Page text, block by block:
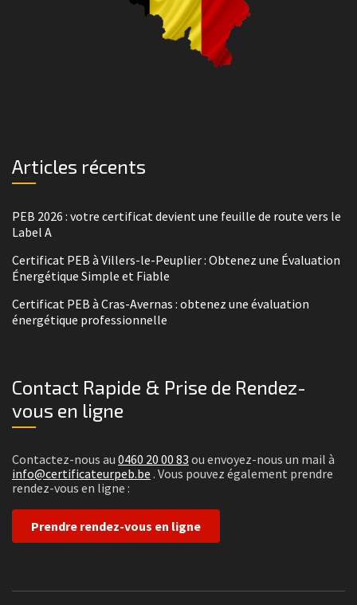
Articles récents
PEB 2026 : votre certificat devient une feuille de route vers le
Label A
Certificat PEB à Villers-le-Peuplier : Obtenez une Évaluation
Énergétique Simple et Fiable
Certificat PEB à Cras-Avernas : obtenez une évaluation
énergétique professionnelle
Contact Rapide & Prise de Rendez-
vous en ligne
Contactez-nous au 0460 20 00 83 ou envoyez-nous un mail à
info@certificateurpeb.be . Vous pouvez également prendre
rendez-vous en ligne :
Prendre rendez-vous en ligne